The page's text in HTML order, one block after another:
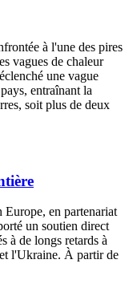
à l'une des pires
vagues de chaleur
une vague
entraînant la
soit plus de deux
en partenariat
un soutien direct
à de longs retards à
l'Ukraine. À partir de